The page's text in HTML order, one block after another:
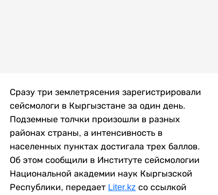
Сразу три землетрясения зарегистрировали
сейсмологи в Кыргызстане за один день.
Подземные толчки произошли в разных
районах страны, а интенсивность в
населенных пунктах достигала трех баллов.
Об этом сообщили в Институте сейсмологии
Национальной академии наук Кыргызской
Республики, передает Liter.kz со ссылкой